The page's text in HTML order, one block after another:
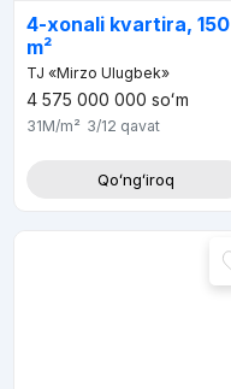
4-xonali kvartira, 150
m²
TJ «Mirzo Ulugbek»
4 575 000 000 soʻm
31M/m² 3/12 qavat
Qoʻngʻiroq